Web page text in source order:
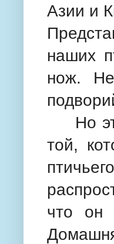
Азии и
наших
нож.
Но эта
той,
что он